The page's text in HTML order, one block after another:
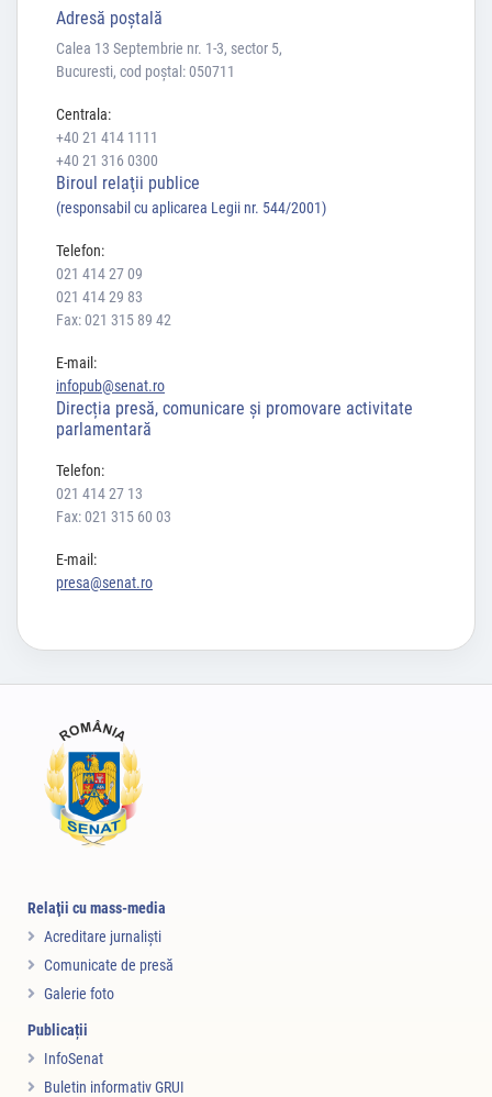
Adresă poştală
Calea 13 Septembrie nr. 1-3, sector 5,
Bucuresti, cod poștal: 050711
Centrala:
+40 21 414 1111
+40 21 316 0300
Biroul relaţii publice
(responsabil cu aplicarea Legii nr. 544/2001)
Telefon:
021 414 27 09
021 414 29 83
Fax: 021 315 89 42
E-mail:
infopub@senat.ro
Direcția presă, comunicare și promovare activitate
parlamentară
Telefon:
021 414 27 13
Fax: 021 315 60 03
E-mail:
presa@senat.ro
Relaţii cu mass-media
Acreditare jurnalişti
Comunicate de presă
Galerie foto
Publicații
InfoSenat
Buletin informativ GRUI